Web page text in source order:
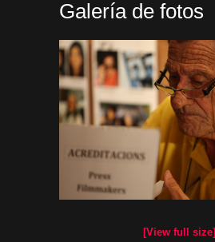
Galería de fotos
[View full size]